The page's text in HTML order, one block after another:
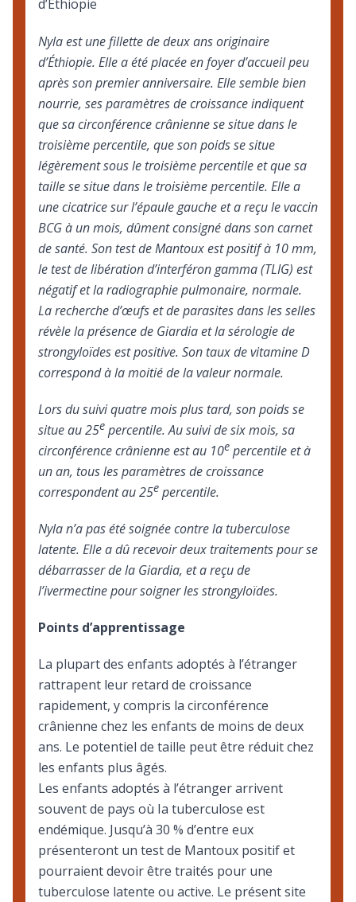
d’Éthiopie
Nyla est une fillette de deux ans originaire
d’Éthiopie. Elle a été placée en foyer d’accueil peu
après son premier anniversaire. Elle semble bien
nourrie, ses paramètres de croissance indiquent
que sa circonférence crânienne se situe dans le
troisième percentile, que son poids se situe
légèrement sous le troisième percentile et que sa
taille se situe dans le troisième percentile. Elle a
une cicatrice sur l’épaule gauche et a reçu le vaccin
BCG à un mois, dûment consigné dans son carnet
de santé. Son test de Mantoux est positif à 10 mm,
le test de libération d’interféron gamma (TLIG) est
négatif et la radiographie pulmonaire, normale.
La recherche d’œufs et de parasites dans les selles
révèle la présence de Giardia et la sérologie de
strongyloïdes est positive. Son taux de vitamine D
correspond à la moitié de la valeur normale.
Lors du suivi quatre mois plus tard, son poids se
situe au 25e percentile. Au suivi de six mois, sa
circonférence crânienne est au 10e percentile et à
un an, tous les paramètres de croissance
correspondent au 25e percentile.
Nyla n’a pas été soignée contre la tuberculose
latente. Elle a dû recevoir deux traitements pour se
débarrasser de la Giardia, et a reçu de
l’ivermectine pour soigner les strongyloïdes.
Points d’apprentissage
La plupart des enfants adoptés à l’étranger
rattrapent leur retard de croissance
rapidement, y compris la circonférence
crânienne chez les enfants de moins de deux
ans. Le potentiel de taille peut être réduit chez
les enfants plus âgés.
Les enfants adoptés à l’étranger arrivent
souvent de pays où Ia tuberculose est
endémique. Jusqu’à 30 % d’entre eux
présenteront un test de Mantoux positif et
pourraient devoir être traités pour une
tuberculose latente ou active. Le présent site